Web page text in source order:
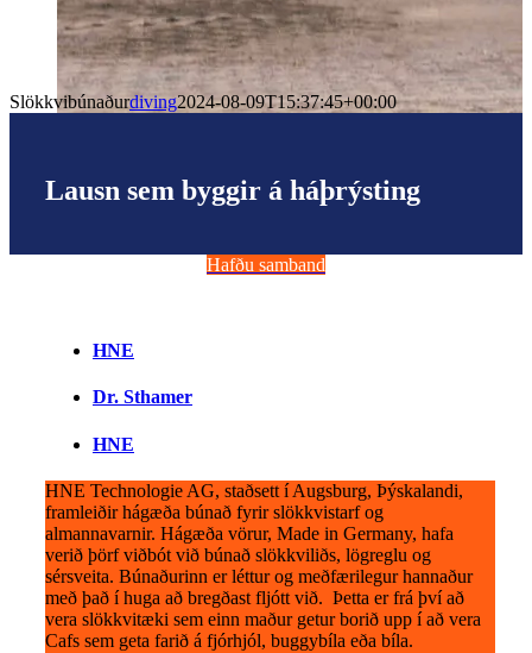
Slökkvibúnaðurdiving2024-08-09T15:37:45+00:00
Lausn sem byggir á háþrýsting
Hafðu samband
HNE
Dr. Sthamer
HNE
HNE Technologie AG, staðsett í Augsburg, Þýskalandi,
framleiðir hágæða búnað fyrir slökkvistarf og
almannavarnir. Hágæða vörur, Made in Germany, hafa
verið þörf viðbót við búnað slökkviliðs, lögreglu og
sérsveita. Búnaðurinn er léttur og meðfærilegur hannaður
með það í huga að bregðast fljótt við. Þetta er frá því að
vera slökkvitæki sem einn maður getur borið upp í að vera
Cafs sem geta farið á fjórhjól, buggybíla eða bíla.